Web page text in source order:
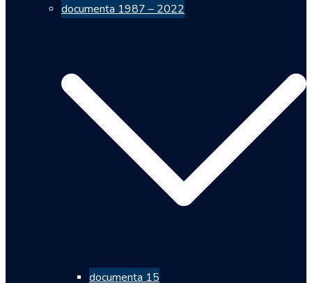
documenta 1987 – 2022
documenta 15